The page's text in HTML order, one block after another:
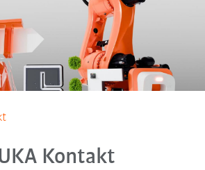
Kontakt